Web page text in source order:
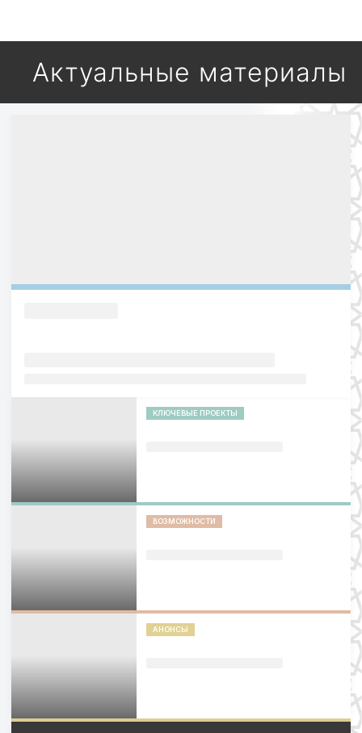
Актуальные материалы
КЛЮЧЕВЫЕ ПРОЕКТЫ
ВОЗМОЖНОСТИ
АНОНСЫ